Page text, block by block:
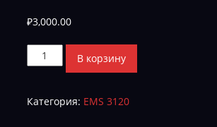
₽3,000.00
Количество
товара
OFF_HW6622R_SW9054R_2107S
В корзину
Категория: EMS 3120